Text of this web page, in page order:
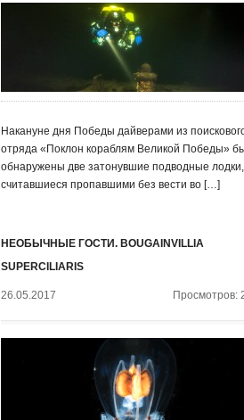
Накануне дня Победы дайверами из
отряда «Поклон кораблям Великой Победы»
обнаружены две затонувшие подводные лодки,
считавшиеся пропавшими без вести во […]
НЕОБЫЧНЫЕ ГОСТИ. BOUGAINVILLIA
SUPERCILIARIS
26.05.2017 Просмотров: